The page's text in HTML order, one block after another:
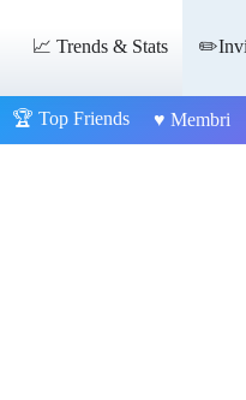
📈 Trends & Stats
🏆 Top Friends ♥️ Membri